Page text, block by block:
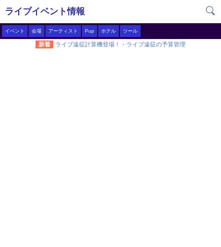
ライブイベント情報
イベント 会場 アーティスト Pup ホテル ツール
新着 ライブ遠征計算機登場！・ライブ遠征の予算管理